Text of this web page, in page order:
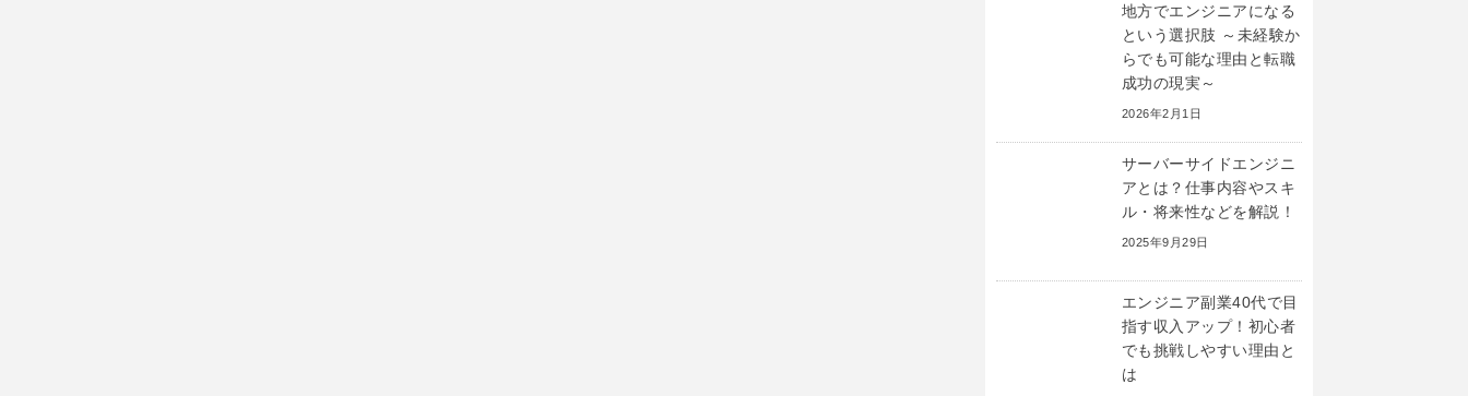
地方でエンジニアになる
という選択肢 ～未経験か
らでも可能な理由と転職
成功の現実～
2026年2月1日
サーバーサイドエンジニ
アとは？仕事内容やスキ
ル・将来性などを解説！
2025年9月29日
エンジニア副業40代で目
指す収入アップ！初心者
でも挑戦しやすい理由と
は